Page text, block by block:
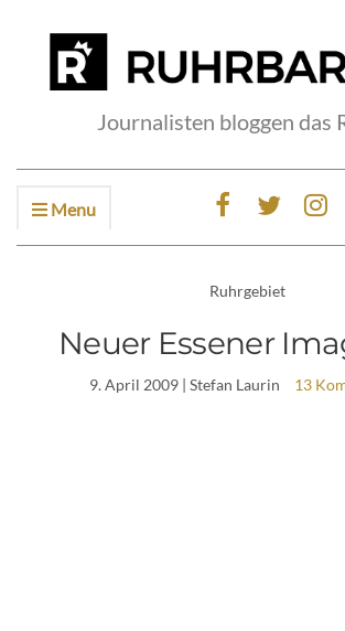
Journalisten bloggen das
Menu
Ruhrgebiet
Neuer Essener
9. April 2009| Stefan Laurin 13